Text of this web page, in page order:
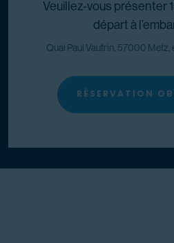
Veuillez-vous présenter
départ à
Quai Paul Vautrin, 57000 Metz,
RÉSERVATION